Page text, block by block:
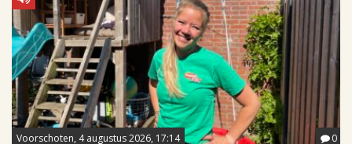
Voorschoten, 4 augustus 2026, 17:14 0